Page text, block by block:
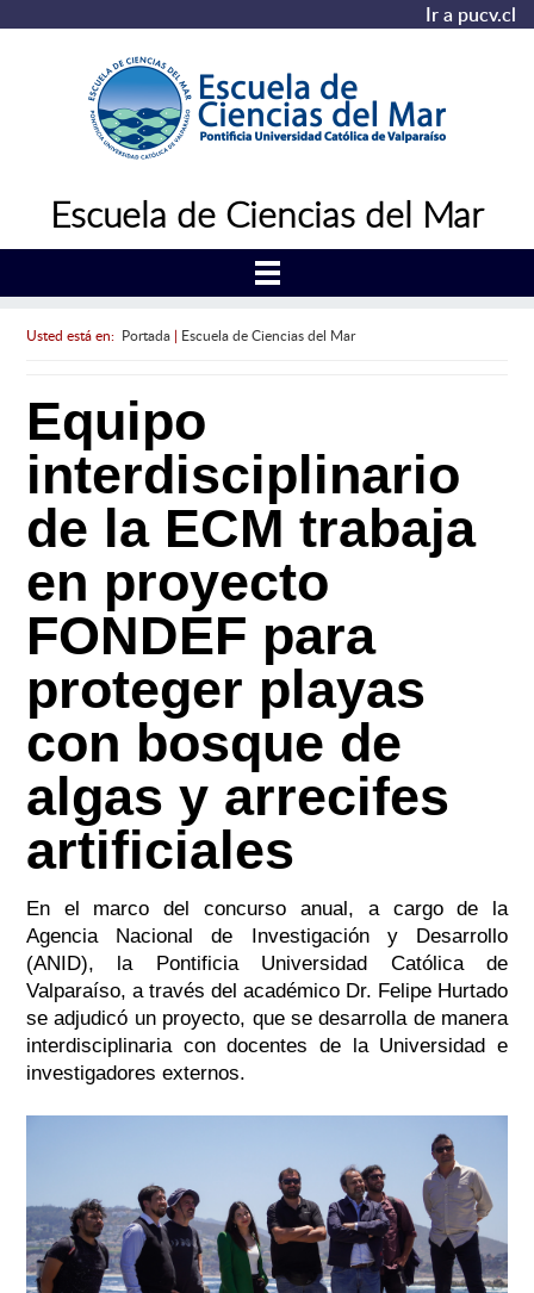
Ir a pucv.cl
Escuela de Ciencias del Mar
Usted está en: Portada| Escuela de Ciencias del Mar
Equipo
interdisciplinario
de la ECM trabaja
en proyecto
FONDEF para
proteger playas
con bosque de
algas y arrecifes
artificiales
En el marco del concurso anual, a cargo de la
Agencia Nacional de Investigación y Desarrollo
(ANID), la Pontificia Universidad Católica de
Valparaíso, a través del académico Dr. Felipe Hurtado
se adjudicó un proyecto, que se desarrolla de manera
interdisciplinaria con docentes de la Universidad e
investigadores externos.